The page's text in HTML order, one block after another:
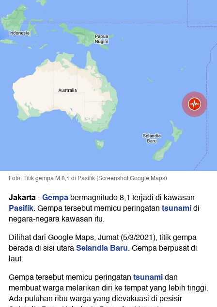
Foto: Titik gempa M 8,1 di Pasifik (Screenshot Google Maps)
Jakarta-Gempabermagnitudo 8,1 terjadi di kawasan
Pasifik. Gempa tersebut memicu peringatantsunamidi
negara-negara kawasan itu.
Dilihat dari Google Maps, Jumat (5/3/2021), titik gempa
berada di sisi utaraSelandia Baru. Gempa berpusat di
laut.
Gempa tersebut memicu peringatantsunamidan
membuat warga melarikan diri ke tempat yang lebih tinggi.
Ada puluhan ribu warga yang dievakuasi di pesisir